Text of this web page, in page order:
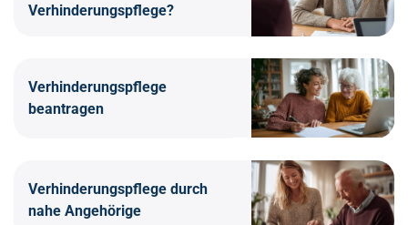
Verhinderungspflege?
Verhinderungspflege
beantragen
Verhinderungspflege durch
nahe Angehörige